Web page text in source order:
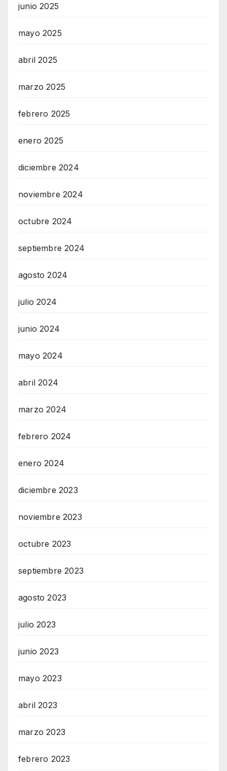
junio 2025
mayo 2025
abril 2025
marzo 2025
febrero 2025
enero 2025
diciembre 2024
noviembre 2024
octubre 2024
septiembre 2024
agosto 2024
julio 2024
junio 2024
mayo 2024
abril 2024
marzo 2024
febrero 2024
enero 2024
diciembre 2023
noviembre 2023
octubre 2023
septiembre 2023
agosto 2023
julio 2023
junio 2023
mayo 2023
abril 2023
marzo 2023
febrero 2023